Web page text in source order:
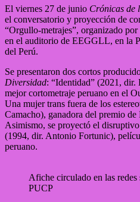
El viernes 27 de junio Crónicas de
el conversatorio y proyección de
“Orgullo-metrajes”, organizado
en el auditorio de EEGGLL, en la
del Perú.
Se presentaron dos cortos
Diversidad: “Identidad” (2021, dir.
mejor cortometraje peruano en el
Una mujer trans fuera de los
Camacho), ganadora del premio
Asimismo, se proyectó el
(1994, dir. Antonio Fortunic),
peruano.
Afiche circulado en las redes
PUCP